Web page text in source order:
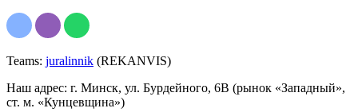
Teams: juralinnik (REKANVIS)
Наш адрес: г. Минск, ул. Бурдейного, 6В (рынок «Западный»,
ст. м. «Кунцевщина»)